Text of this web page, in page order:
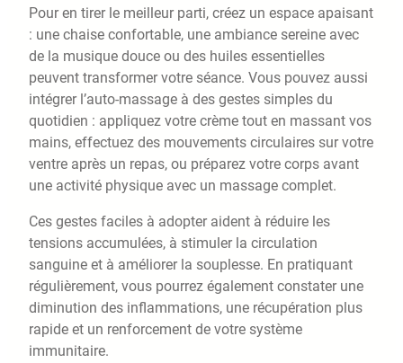
Pour en tirer le meilleur parti, créez un espace apaisant
: une chaise confortable, une ambiance sereine avec
de la musique douce ou des huiles essentielles
peuvent transformer votre séance. Vous pouvez aussi
intégrer l’auto-massage à des gestes simples du
quotidien : appliquez votre crème tout en massant vos
mains, effectuez des mouvements circulaires sur votre
ventre après un repas, ou préparez votre corps avant
une activité physique avec un massage complet.
Ces gestes faciles à adopter aident à réduire les
tensions accumulées, à stimuler la circulation
sanguine et à améliorer la souplesse. En pratiquant
régulièrement, vous pourrez également constater une
diminution des inflammations, une récupération plus
rapide et un renforcement de votre système
immunitaire.